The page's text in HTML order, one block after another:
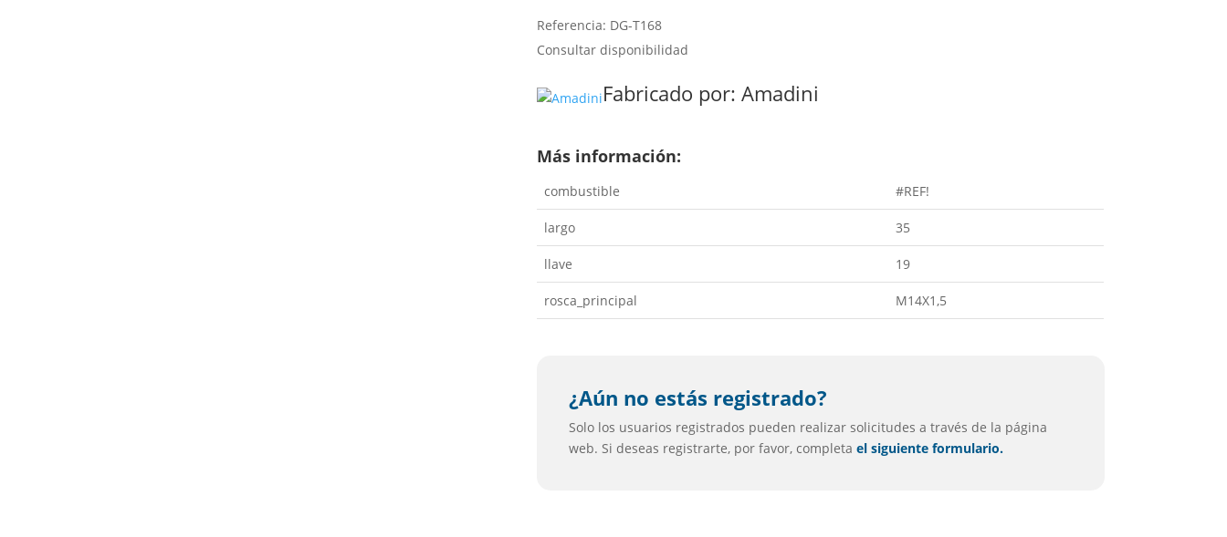
Referencia: DG-T168
Consultar disponibilidad
Fabricado por:Amadini
Más información:
combustible #REF!
largo 35
llave 19
rosca_principal M14X1,5
¿Aún no estás registrado?
Solo los usuarios registrados pueden realizar solicitudes a través de la página
web. Si deseas registrarte, por favor, completael siguiente formulario.